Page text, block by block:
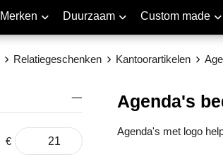
Merken Duurzaam Custom made
Relatiegeschenken Kantoorartikelen
€
Agenda's
Agenda's met logo